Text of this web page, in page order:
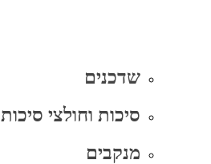
שדכנים
סיכות וחולצי סיכות
מנקבים